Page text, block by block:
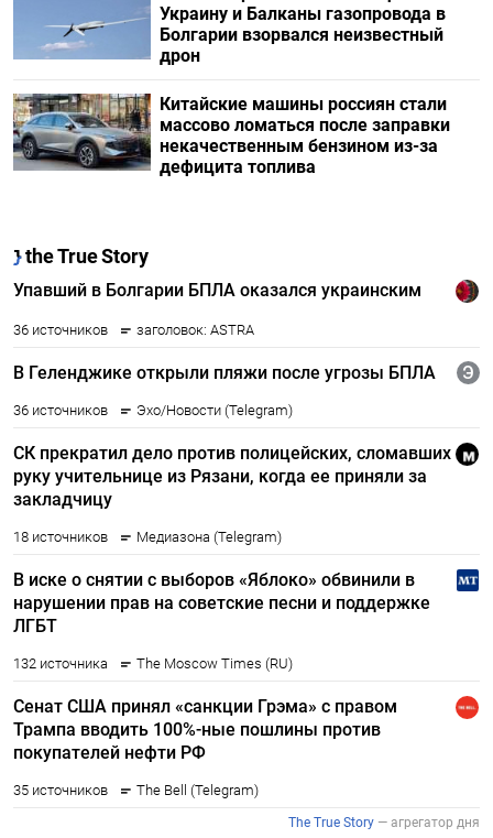
Украину и Балканы газопровода в
Болгарии взорвался неизвестный
дрон
Китайские машины россиян стали
массово ломаться после заправки
некачественным бензином из-за
дефицита топлива